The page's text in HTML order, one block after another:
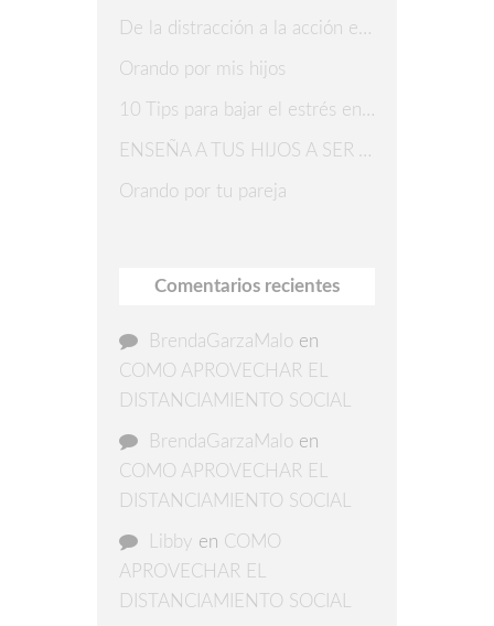
De la distracción a la acción en 7 pasos
Orando por mis hijos
10 Tips para bajar el estrés en Navidad
ENSEÑA A TUS HIJOS A SER AGRADECIDOS
Orando por tu pareja
Comentarios recientes
BrendaGarzaMalo en
COMO APROVECHAR EL
DISTANCIAMIENTO SOCIAL
BrendaGarzaMalo en
COMO APROVECHAR EL
DISTANCIAMIENTO SOCIAL
Libby en COMO
APROVECHAR EL
DISTANCIAMIENTO SOCIAL